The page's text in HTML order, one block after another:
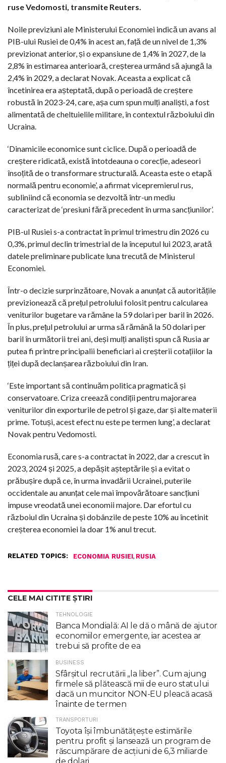
ruse Vedomosti, transmite Reuters.
Noile previziuni ale Ministerului Economiei indică un avans al
PIB-ului Rusiei de 0,4% în acest an, față de un nivel de 1,3%
previzionat anterior, și o expansiune de 1,4% în 2027, de la
2,8% în estimarea anterioară, creșterea urmând să ajungă la
2,4% în 2029, a declarat Novak. Aceasta a explicat că
încetinirea era așteptată, după o perioadă de creștere
robustă în 2023-24, care, așa cum spun mulți analiști, a fost
alimentată de cheltuielile militare, în contextul războiului din
Ucraina.
‘Dinamicile economice sunt ciclice. După o perioadă de
creștere ridicată, există întotdeauna o corecție, adeseori
însoțită de o transformare structurală. Aceasta este o etapă
normală pentru economie’, a afirmat vicepremierul rus,
subliniind că economia se dezvoltă într-un mediu
caracterizat de ‘presiuni fără precedent în urma sancțiunilor’.
PIB-ul Rusiei s-a contractat în primul trimestru din 2026 cu
0,3%, primul declin trimestrial de la începutul lui 2023, arată
datele preliminare publicate luna trecută de Ministerul
Economiei.
Într-o decizie surprinzătoare, Novak a anunțat că autoritățile
previzionează că prețul petrolului folosit pentru calcularea
veniturilor bugetare va rămâne la 59 dolari per baril în 2026.
În plus, prețul petrolului ar urma să rămână la 50 dolari per
baril în următorii trei ani, deși mulți analiști spun că Rusia ar
putea fi printre principalii beneficiari ai creșterii cotațiilor la
țiței după declanșarea războiului din Iran.
‘Este important să continuăm politica pragmatică și
conservatoare. Criza creează condiții pentru majorarea
veniturilor din exporturile de petrol și gaze, dar și alte materii
prime. Totuși, acest efect nu este pe termen lung’, a declarat
Novak pentru Vedomosti.
Economia rusă, care s-a contractat în 2022, dar a crescut în
2023, 2024 și 2025, a depășit așteptările și a evitat o
prăbușire după ce, în urma invadării Ucrainei, puterile
occidentale au anunțat cele mai împovărătoare sancțiuni
impuse vreodată unei economii majore. Dar efortul cu
războiul din Ucraina și dobânzile de peste 10% au încetinit
creșterea economiei la doar 1% anul trecut.
RELATED TOPICS: ECONOMIA RUSIEI, RUSIA
CELE MAI CITITE ȘTIRI
TEHNOLOGIE
Banca Mondială: AI le dă o mână de ajutor
economiilor emergente, iar acestea ar
trebui să profite de ea
BUSINESS
Sfârșitul recrutării „la liber”. Cum ajung
firmele să plătească mii de euro statului
dacă un muncitor NON-EU pleacă acasă
înainte de termen
TRANSPORTURI
Toyota îşi îmbunătăţeşte estimările
pentru profit şi lansează un program de
răscumpărare de acţiuni de 6,3 miliarde